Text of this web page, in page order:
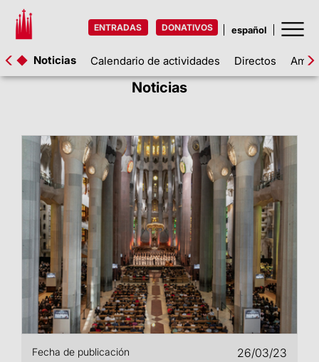
ENTRADAS DONATIVOS
Noticias Calendario de actividades Directos
Noticias
Fecha de publicación
26/03/23